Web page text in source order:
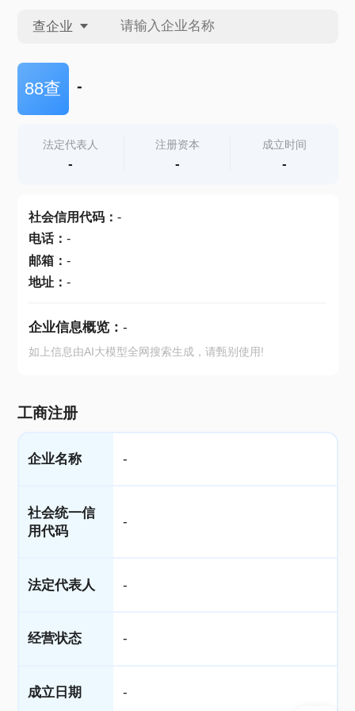
查企业
查企业
查产地
88查 -
法定代表人
-
注册资本
-
成立时间
-
社会信用代码： -
电话： -
邮箱： -
地址： -
企业信息概览： -
如上信息由AI大模型全网搜索生成，请甄别使用!
工商注册
企业名称 -
社会统一信
用代码
-
法定代表人 -
经营状态 -
成立日期 -